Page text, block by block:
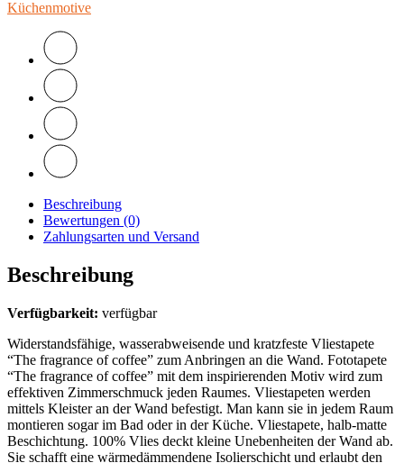
Küchenmotive
Beschreibung
Bewertungen (0)
Zahlungsarten und Versand
Beschreibung
Verfügbarkeit: verfügbar
Widerstandsfähige, wasserabweisende und kratzfeste Vliestapete
“The fragrance of coffee” zum Anbringen an die Wand. Fototapete
“The fragrance of coffee” mit dem inspirierenden Motiv wird zum
effektiven Zimmerschmuck jeden Raumes. Vliestapeten werden
mittels Kleister an der Wand befestigt. Man kann sie in jedem Raum
montieren sogar im Bad oder in der Küche. Vliestapete, halb-matte
Beschichtung. 100% Vlies deckt kleine Unebenheiten der Wand ab.
Sie schafft eine wärmedämmendene Isolierschicht und erlaubt den